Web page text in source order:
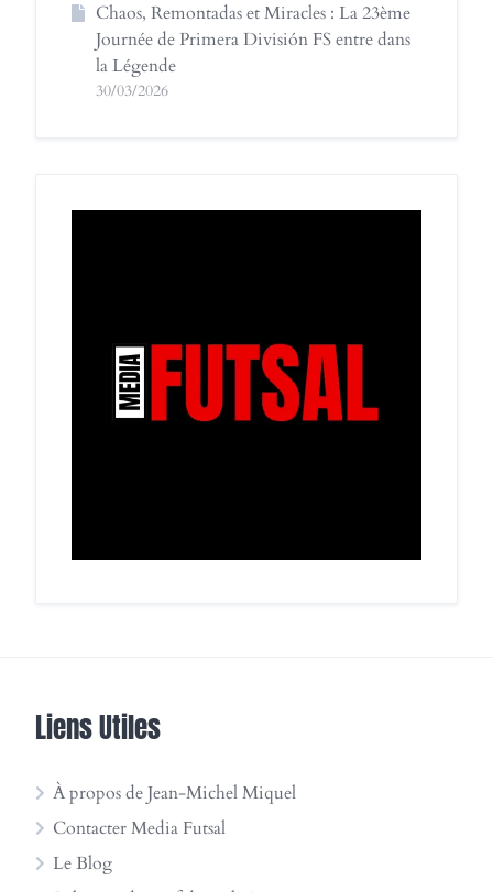
Chaos, Remontadas et Miracles : La 23ème
Journée de Primera División FS entre dans
la Légende
30/03/2026
Liens Utiles
À propos de Jean-Michel Miquel
Contacter Media Futsal
Le Blog